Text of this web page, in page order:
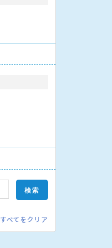
すべてをクリア